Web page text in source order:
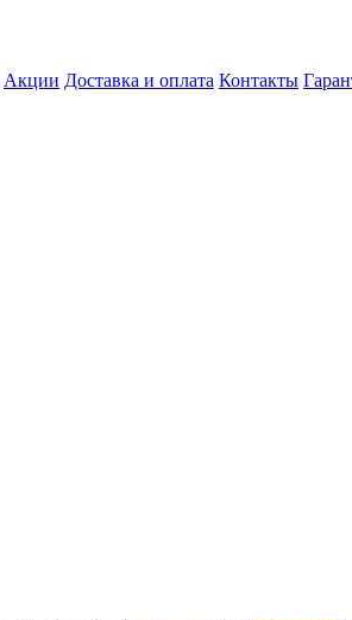
Акции Доставка и оплата Контакты